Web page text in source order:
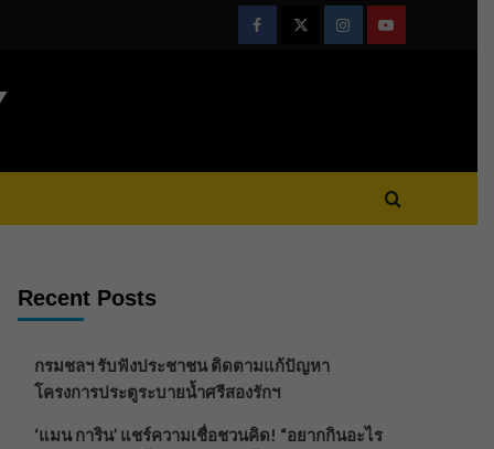
FacebookTwitterInstagramYoutube
Recent Posts
กรมชลฯ รับฟังประชาชน ติดตามแก้ปัญหา
โครงการประตูระบายน้ำศรีสองรักฯ
‘แมน การิน’ แชร์ความเชื่อชวนคิด! “อยากกินอะไร